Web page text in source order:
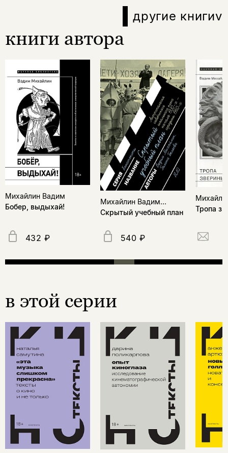
другие книгиv
книги автора
Михайлин Вадим
Бобер, выдыхай!
432 ₽
Михайлин Вадим...
Скрытый учебный план
540 ₽
Тропа
в этой серии